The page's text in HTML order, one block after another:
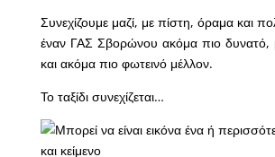
Συνεχίζουμε μαζί, με πίστη, όραμα και
έναν ΓΑΣ Σβορώνου ακόμα πιο δυνατό,
και ακόμα πιο φωτεινό μέλλον.
Το ταξίδι συνεχίζεται…